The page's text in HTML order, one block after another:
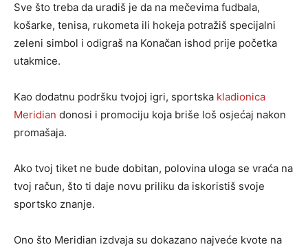
Sve što treba da uradiš je da na mečevima fudbala,
košarke, tenisa, rukometa ili hokeja potražiš specijalni
zeleni simbol i odigraš na Konačan ishod prije početka
utakmice.
Kao dodatnu podršku tvojoj igri, sportska kladionica
Meridian donosi i promociju koja briše loš osjećaj nakon
promašaja.
Ako tvoj tiket ne bude dobitan, polovina uloga se vraća na
tvoj račun, što ti daje novu priliku da iskoristiš svoje
sportsko znanje.
Ono što Meridian izdvaja su dokazano najveće kvote na